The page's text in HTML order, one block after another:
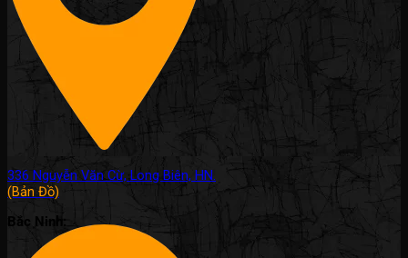
336 Nguyễn Văn Cừ, Long Biên, HN.
(Bản Đồ)
Bắc Ninh: